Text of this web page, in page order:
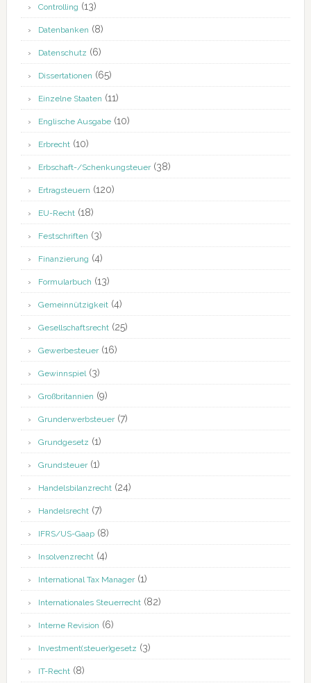
Controlling (13)
Datenbanken (8)
Datenschutz (6)
Dissertationen (65)
Einzelne Staaten (11)
Englische Ausgabe(10)
Erbrecht(10)
Erbschaft-/Schenkungsteuer(38)
Ertragsteuern (120)
EU-Recht(18)
Festschriften (3)
Finanzierung (4)
Formularbuch (13)
Gemeinnützigkeit(4)
Gesellschaftsrecht(25)
Gewerbesteuer(16)
Gewinnspiel(3)
Großbritannien (9)
Grunderwerbsteuer(7)
Grundgesetz (1)
Grundsteuer(1)
Handelsbilanzrecht(24)
Handelsrecht(7)
IFRS/US-Gaap(8)
Insolvenzrecht(4)
International Tax Manager(1)
Internationales Steuerrecht(82)
Interne Revision (6)
Investment(steuer)gesetz (3)
IT-Recht(8)